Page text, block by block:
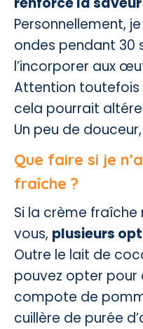
Personnellement,
ondes pendant 30
l’incorporer aux
Attention toutefois
cela pourrait
Un peu de
Que faire si je
fraîche ?
Si la crème
vous, plusieurs
Outre le lait de
pouvez opter pour
compote de
cuillère de purée